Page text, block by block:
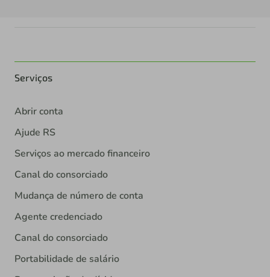
Serviços
Abrir conta
Ajude RS
Serviços ao mercado financeiro
Canal do consorciado
Mudança de número de conta
Agente credenciado
Canal do consorciado
Portabilidade de salário